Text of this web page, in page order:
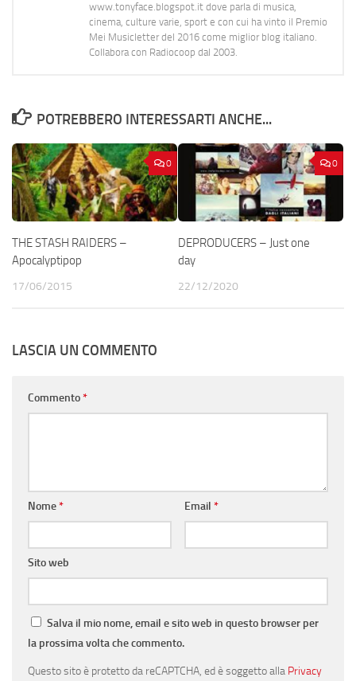
www.tonyface.blogspot.it dove parla di musica,
cinema, culture varie, sport e con cui ha vinto il Premio
Mei Musicletter del 2016 come miglior blog italiano.
Collabora con Radiocoop dal 2003.
POTREBBERO INTERESSARTI ANCHE...
0
THE STASH RAIDERS –
Apocalyptipop
17/06/2015
0
DEPRODUCERS – Just one
day
22/12/2020
LASCIA UN COMMENTO
Commento*
Nome* Email *
Sito web
Salva il mio nome, email e sito web in questo browser per
la prossima volta che commento.
Questo sito è protetto da reCAPTCHA, ed è soggetto alla Privacy